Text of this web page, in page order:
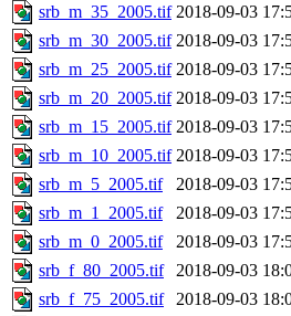
srb_m_35_2005.tif 2018-09-03
srb_m_30_2005.tif 2018-09-03
srb_m_25_2005.tif 2018-09-03
srb_m_20_2005.tif 2018-09-03
srb_m_15_2005.tif 2018-09-03
srb_m_10_2005.tif 2018-09-03
srb_m_5_2005.tif
2018-09-03
srb_m_1_2005.tif
2018-09-03
srb_m_0_2005.tif
2018-09-03
srb_f_80_2005.tif
2018-09-03
srb_f_75_2005.tif
2018-09-03